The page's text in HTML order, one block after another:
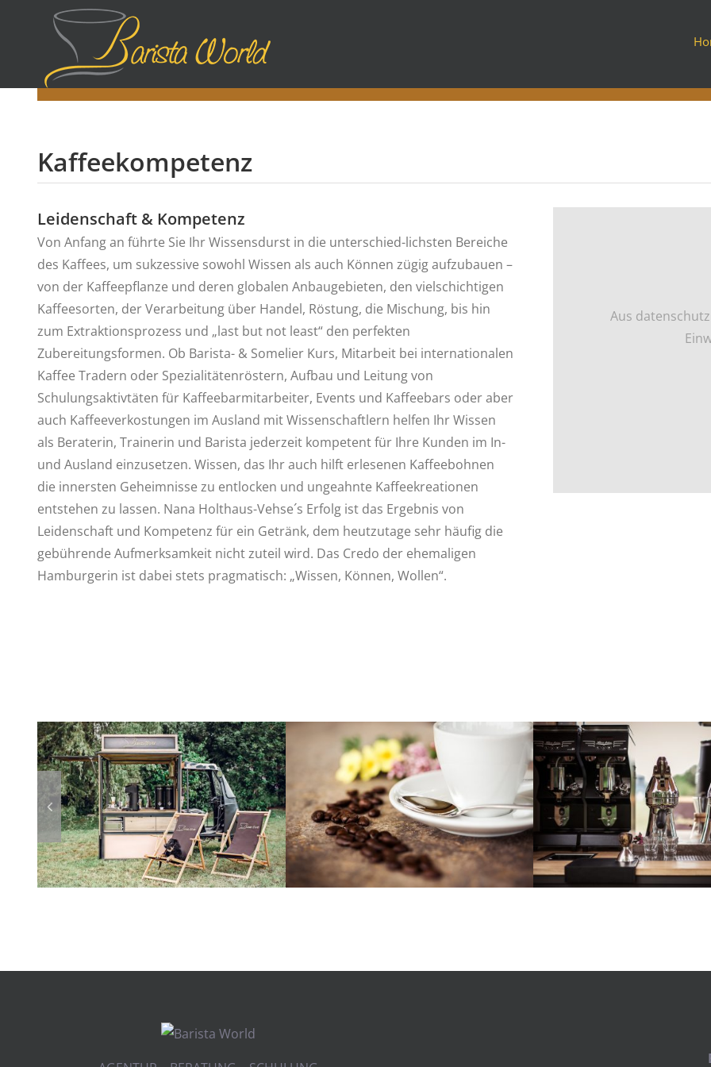
Kaffeekompetenz
Leidenschaft & Kompetenz
Von Anfang an führte Sie Ihr Wissensdurst in die unterschied-lichsten Bereiche
des Kaffees, um sukzessive sowohl Wissen als auch Können zügig aufzubauen –
von der Kaffeepflanze und deren globalen Anbaugebieten, den vielschichtigen
Kaffeesorten, der Verarbeitung über Handel, Röstung, die Mischung, bis hin
zum Extraktionsprozess und „last but not least“ den perfekten
Zubereitungsformen. Ob Barista- & Somelier Kurs, Mitarbeit bei internationalen
Kaffee Tradern oder Spezialitätenröstern, Aufbau und Leitung von
Schulungsaktivtäten für Kaffeebarmitarbeiter, Events und Kaffeebars oder aber
auch Kaffeeverkostungen im Ausland mit Wissenschaftlern helfen Ihr Wissen
als Beraterin, Trainerin und Barista jederzeit kompetent für Ihre Kunden im In-
und Ausland einzusetzen. Wissen, das Ihr auch hilft erlesenen Kaffeebohnen
die innersten Geheimnisse zu entlocken und ungeahnte Kaffeekreationen
entstehen zu lassen. Nana Holthaus-Vehse´s Erfolg ist das Ergebnis von
Leidenschaft und Kompetenz für ein Getränk, dem heutzutage sehr häufig die
gebührende Aufmerksamkeit nicht zuteil wird. Das Credo der ehemaligen
Hamburgerin ist dabei stets pragmatisch: „Wissen, Können, Wollen“.
Aus